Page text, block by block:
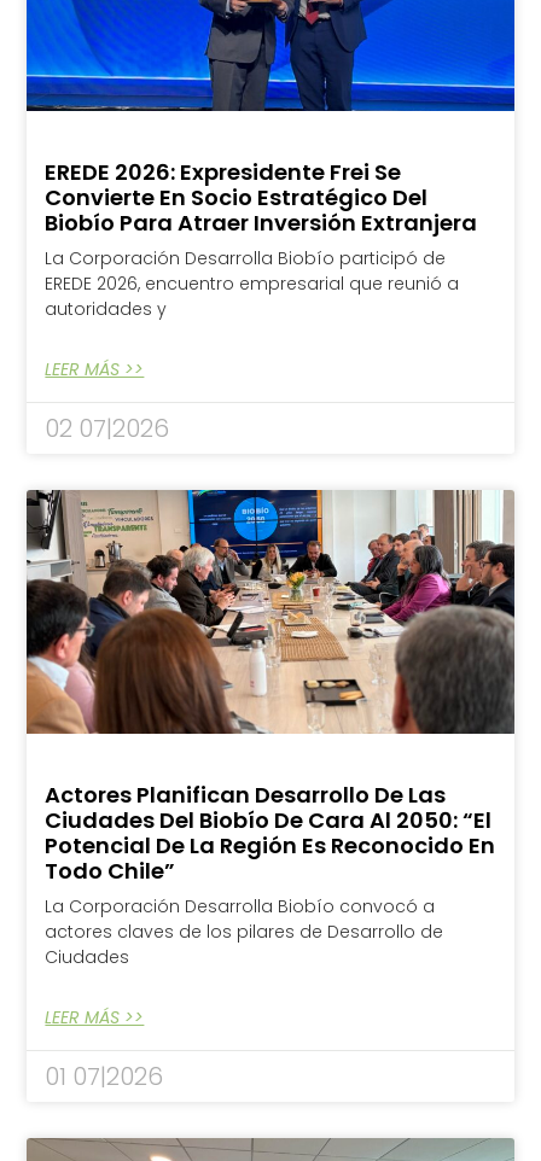
EREDE 2026: Expresidente Frei Se
Convierte En Socio Estratégico Del
Biobío Para Atraer Inversión Extranjera
La Corporación Desarrolla Biobío participó de
EREDE 2026, encuentro empresarial que reunió a
autoridades y
LEER MÁS >>
02 07|2026
Actores Planifican Desarrollo De Las
Ciudades Del Biobío De Cara Al 2050: “El
Potencial De La Región Es Reconocido En
Todo Chile”
La Corporación Desarrolla Biobío convocó a
actores claves de los pilares de Desarrollo de
Ciudades
LEER MÁS >>
01 07|2026